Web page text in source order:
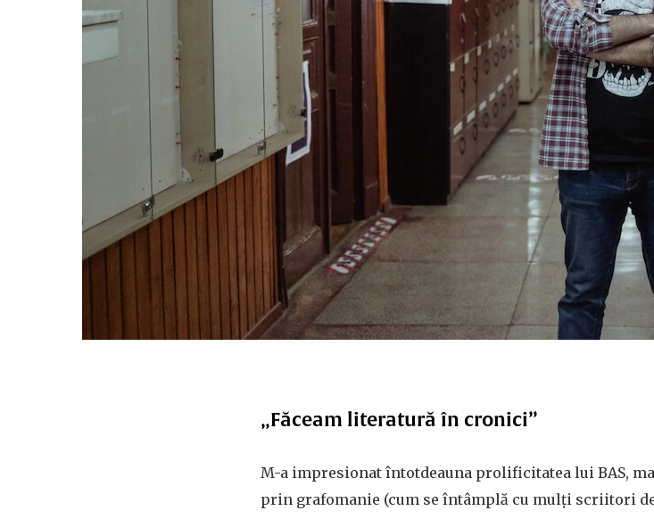
„Făceam literatură în cronici”
M-a impresionat întotdeauna prolificitatea lui BAS,
prin grafomanie (cum se întâmplă cu mulți scriitori